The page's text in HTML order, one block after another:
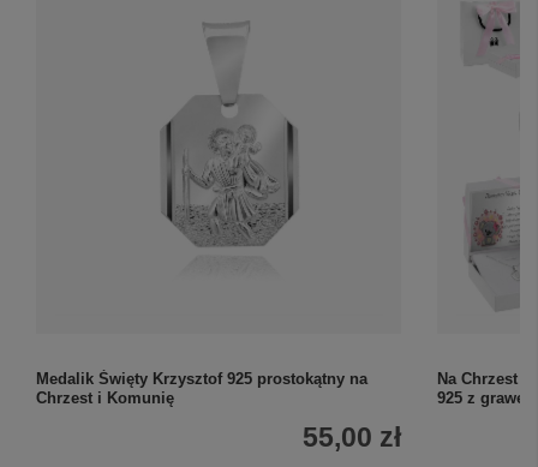
Medalik Święty Krzysztof 925 prostokątny na
Chrzest i Komunię
55,00 zł
Na Chrzest
925 z